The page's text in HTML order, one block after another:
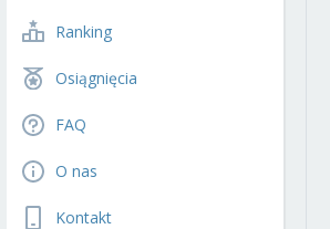
Ranking
Osiągnięcia
FAQ
O nas
Kontakt